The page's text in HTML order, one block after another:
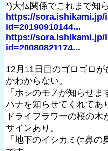
*)大仏関係でこれまで知
https://sora.ishikami.jp/
id=20190910144...
https://sora.ishikami.jp/
id=20080821174...
12月11日目のゴロゴロ
かわからない。
「ホシのモノが知らせま
ハナを知らせてくれてあ
ドライフラワーの桜の
サインあり。
「地下のイシカミ(=鼻